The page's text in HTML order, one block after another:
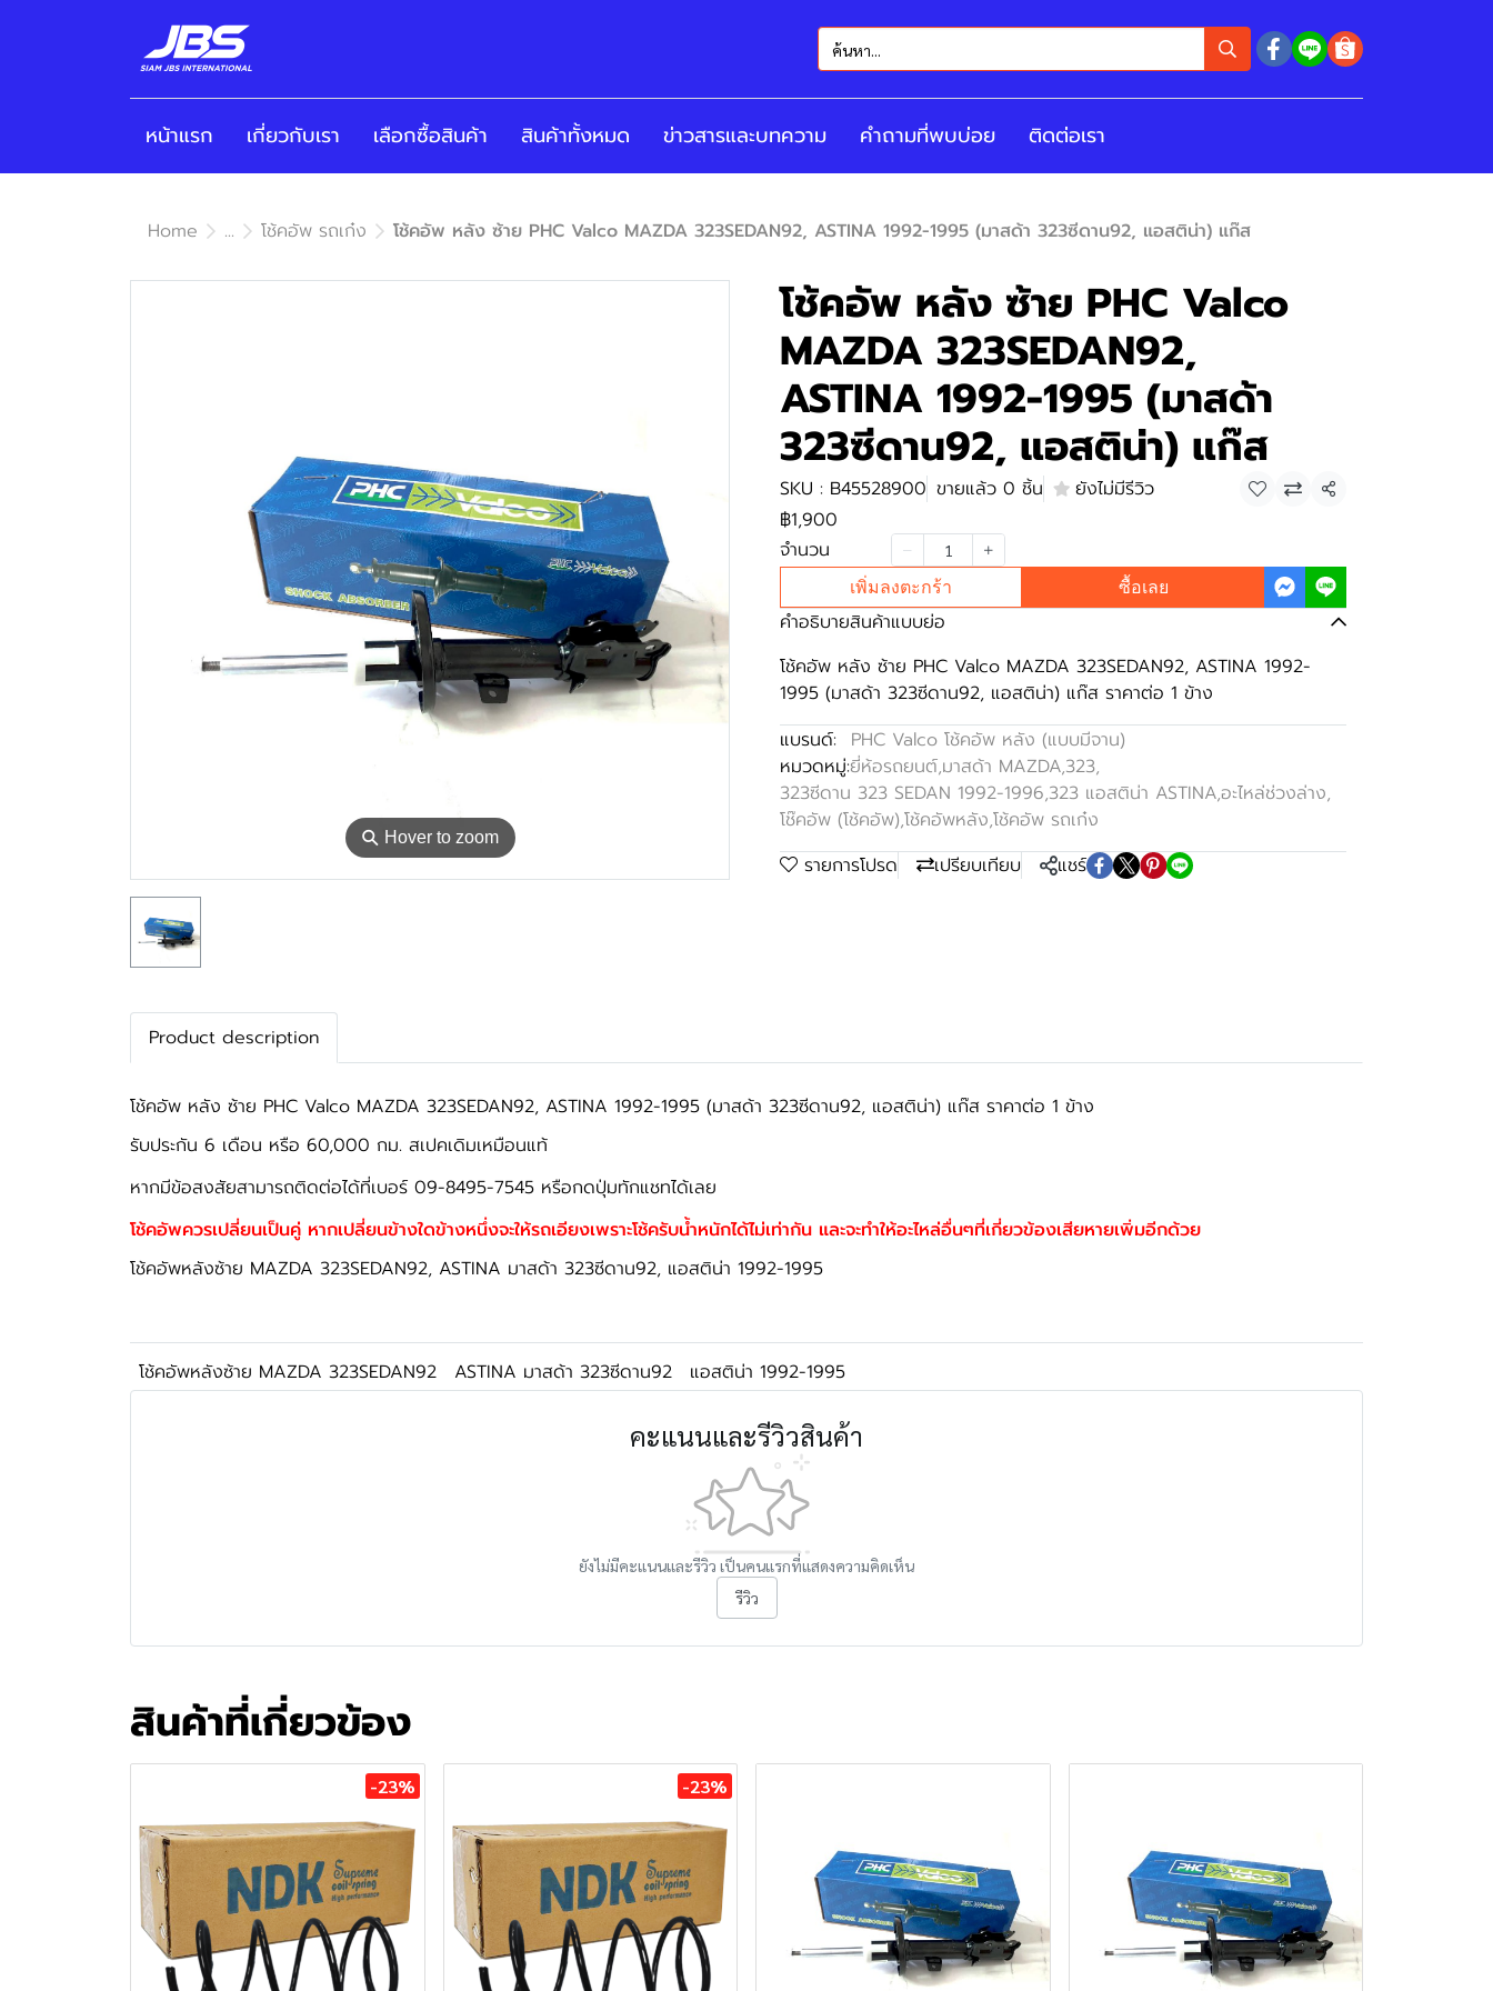
หน้าแรก เกี่ยวกับเรา เลือกซื้อสินค้า สินค้าทั้งหมด ข่าวสารและบทความ คำถามที่พบบ่อย ติดต่อเรา
Home ... โช้คอัพ รถเก๋ง โช้คอัพ หลัง ซ้าย PHC Valco MAZDA 323SEDAN92, ASTINA 1992-1995 (มาสด้า 323ซีดาน92, แอสติน่า) แก๊ส
⚲ Hover to zoom
โช้คอัพ หลัง ซ้าย PHC Valco
MAZDA 323SEDAN92,
ASTINA 1992-1995 (มาสด้า
323ซีดาน92, แอสติน่า) แก๊ส
SKU : B45528900 ขายแล้ว 0 ชิ้น ยังไม่มีรีวิว แชร์
฿1,900
จำนวน
เพิ่มลงตะกร้า ซื้อเลย
คำอธิบายสินค้าแบบย่อ
โช้คอัพ หลัง ซ้าย PHC Valco MAZDA 323SEDAN92, ASTINA 1992-
1995 (มาสด้า 323ซีดาน92, แอสติน่า) แก๊ส ราคาต่อ 1 ข้าง
แบรนด์:
PHC Valco โช้คอัพ หลัง (แบบมีจาน)
หมวดหมู่:ยี่ห้อรถยนต์,มาสด้า MAZDA,323,
323ซีดาน 323 SEDAN 1992-1996,323 แอสติน่า ASTINA,อะไหล่ช่วงล่าง,
โช๊คอัพ (โช้คอัพ),โช้คอัพหลัง,โช้คอัพ รถเก๋ง
รายการโปรด
เปรียบเทียบ แชร์
Product description
โช้คอัพ หลัง ซ้าย PHC Valco MAZDA 323SEDAN92, ASTINA 1992-1995 (มาสด้า 323ซีดาน92, แอสติน่า) แก๊ส ราคาต่อ 1 ข้าง
รับประกัน 6 เดือน หรือ 60,000 กม. สเปคเดิมเหมือนแท้
หากมีข้อสงสัยสามารถติดต่อได้ที่เบอร์ 09-8495-7545 หรือกดปุ่มทักแชทได้เลย
โช้คอัพควรเปลี่ยนเป็นคู่ หากเปลี่ยนข้างใดข้างหนึ่งจะให้รถเอียงเพราะโช้ครับน้ำหนักได้ไม่เท่ากัน และจะทำให้อะไหล่อื่นๆที่เกี่ยวข้องเสียหายเพิ่มอีกด้วย
โช้คอัพหลังซ้าย MAZDA 323SEDAN92, ASTINA มาสด้า 323ซีดาน92, แอสติน่า 1992-1995
โช้คอัพหลังซ้าย MAZDA 323SEDAN92 ASTINA มาสด้า 323ซีดาน92 แอสติน่า 1992-1995
คะแนนและรีวิวสินค้า
ยังไม่มีคะแนนและรีวิว เป็นคนแรกที่แสดงความคิดเห็น
รีวิว
สินค้าที่เกี่ยวข้อง
-23% -23%